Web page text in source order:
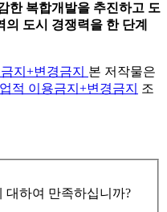
한 복합개발을 추진하고 도
도시 경쟁력을 한 단계
본 저작물은
적 이용금지+변경금지
조
대하여 만족하십니까?